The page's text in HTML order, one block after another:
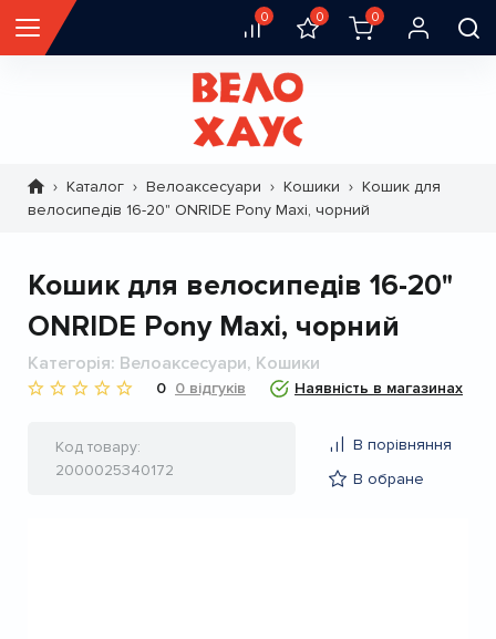
0 0 0
Рядок
навіґації
Каталог Велоаксесуари Кошики
Кошик для
велосипедів 16-20" ONRIDE Pony Maxi, чорний
Кошик для велосипедів 16-20"
ONRIDE Pony Maxi, чорний
Категорія Велоаксесуари, Кошики
0 0 відгуків Наявність в магазинах
Код товару
2000025340172
В порівняння
В обране